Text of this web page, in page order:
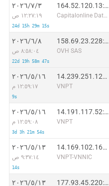
٣‏/٧‏/٢٠٢٦
١٢:٢٧:١٩ ص
24d 15h 29m 15s
164.52.120.13:17421
Capitalonline Data Service (HK) Co
٨‏/٦‏/٢٠٢٦
٨:٥٨:٠٤ ص
22d 19h 58m 47s
158.69.23.228:44418
OVH SAS
١٦‏/٥‏/٢٠٢٦
١٢:٥٩:١٧ م
9s
14.239.251.125:60882
VNPT
١٦‏/٥‏/٢٠٢٦
١٢:٥٩:٠٨ م
3d 3h 21m 54s
14.191.117.52:12606
VNPT
١٣‏/٥‏/٢٠٢٦
٩:٣٧:١٤ ص
14s
14.169.102.162:48521
VNPT-VNNIC
١٣‏/٥‏/٢٠٢٦ 177.93.45.220:33970